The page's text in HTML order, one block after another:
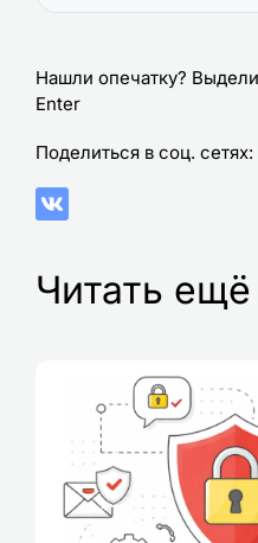
Нашли опечатку?
Enter
Поделиться в соц. сетях:
Читать ещё